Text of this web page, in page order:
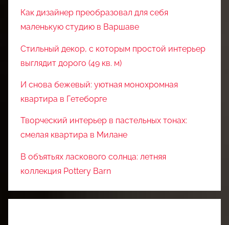
Как дизайнер преобразовал для себя
маленькую студию в Варшаве
Стильный декор, с которым простой интерьер
выглядит дорого (49 кв. м)
И снова бежевый: уютная монохромная
квартира в Гетеборге
Творческий интерьер в пастельных тонах:
смелая квартира в Милане
В объятьях ласкового солнца: летняя
коллекция Pottery Barn